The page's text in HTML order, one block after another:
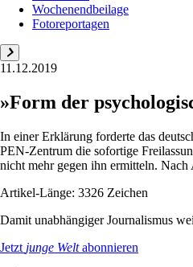
Wochenendbeilage
Fotoreportagen
11.12.2019
»Form der
In einer Erklärung forderte das
PEN-Zentrum die sofortige
nicht mehr gegen ihn ermitteln.
Artikel-Länge: 3326 Zeichen
Damit unabhängiger Journalismus
Jetzt junge Weltabonnieren